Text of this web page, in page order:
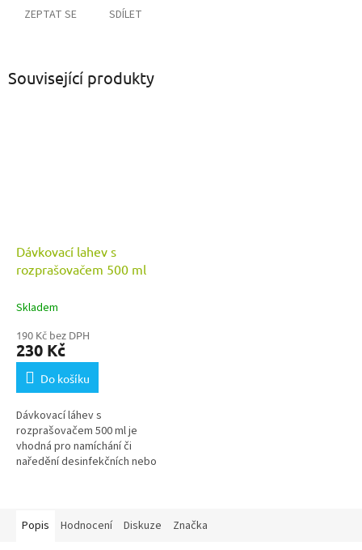
ZEPTAT SE SDÍLET
Související produkty
Dávkovací lahev s
rozprašovačem 500 ml
Skladem
190 Kč bez DPH
230 Kč
Do košíku
Dávkovací láhev s
rozprašovačem 500 ml je
vhodná pro namíchání či
naředění desinfekčních nebo
Popis Hodnocení Diskuze Značka